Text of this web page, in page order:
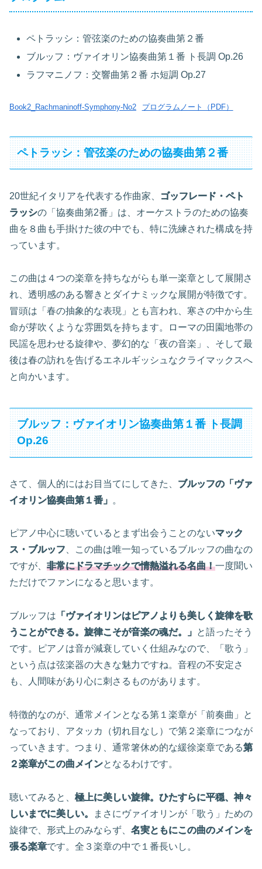
ペトラッシ：管弦楽のための協奏曲第２番
ブルッフ：ヴァイオリン協奏曲第１番 ト長調 Op.26
ラフマニノフ：交響曲第２番 ホ短調 Op.27
Book2_Rachmaninoff-Symphony-No2 プログラムノート（PDF）
ペトラッシ：管弦楽のための協奏曲第２番
20世紀イタリアを代表する作曲家、
ゴッフレード・ペト
ラッシの「協奏曲第2番」は、オーケストラのための協奏
曲を８曲も手掛けた彼の中でも、特に洗練された構成を持
っています。
この曲は４つの楽章を持ちながらも単一楽章として展開さ
れ、透明感のある響きとダイナミックな展開が特徴です。
冒頭は「春の抽象的な表現」とも言われ、寒さの中から生
命が芽吹くような雰囲気を持ちます。ローマの田園地帯の
民謡を思わせる旋律や、夢幻的な「夜の音楽」、そして最
後は春の訪れを告げるエネルギッシュなクライマックスへ
と向かいます。
ブルッフ：ヴァイオリン協奏曲第１番 ト長調
Op.26
さて、個人的にはお目当てにしてきた、 ブルッフの「ヴァ
イオリン協奏曲第１番」 。
ピアノ中心に聴いているとまず出会うことのないマック
ス・ブルッフ、この曲は唯一知っているブルッフの曲なの
ですが、 非常にドラマチックで情熱溢れる名曲！一度聞い
ただけでファンになると思います。
ブルッフは 「ヴァイオリンはピアノよりも美しく旋律を歌
うことができる。旋律こそが音楽の魂だ。」 と語ったそう
です。ピアノは音が減衰していく仕組みなので、「歌う」
という点は弦楽器の大きな魅力ですね。音程の不安定さ
も、人間味があり心に刺さるものがあります。
特徴的なのが、通常メインとなる第１楽章が「前奏曲」と
なっており、アタッカ（切れ目なし）で第２楽章につなが
っていきます。つまり、通常箸休め的な緩徐楽章である第
２楽章がこの曲メインとなるわけです。
聴いてみると、極上に美しい旋律。ひたすらに平穏、神々
しいまでに美しい。
まさにヴァイオリンが「歌う」ための
旋律で、形式上のみならず、名実ともにこの曲のメインを
張る楽章です。全３楽章の中で１番長いし。